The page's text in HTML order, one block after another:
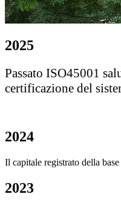
2025
Passato ISO45001
certificazione del
2024
Il capitale registrato della
2023